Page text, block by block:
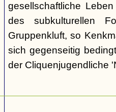
gesellschaftliche
des subkulturellen
Gruppenkluft, so
sich gegenseitig
der Cliquenjugendliche